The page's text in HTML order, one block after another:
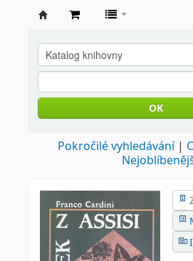
knihovna
Nové
Město
Metují
OK
Pokročilé vyhledávání